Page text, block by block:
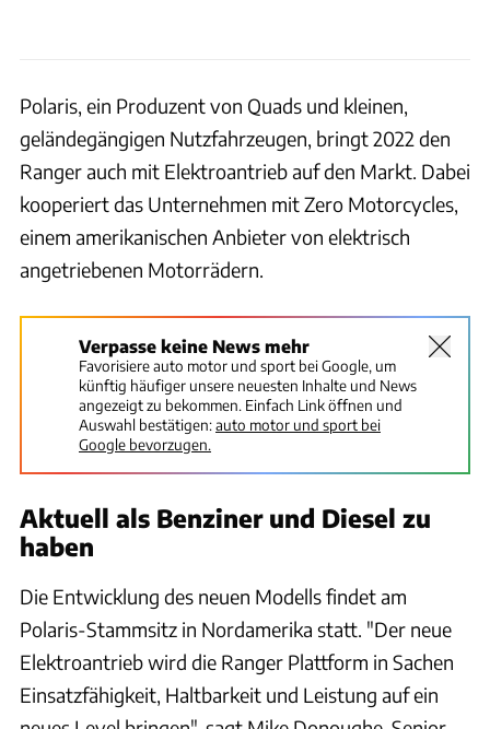
Polaris, ein Produzent von Quads und kleinen,
geländegängigen Nutzfahrzeugen, bringt 2022 den
Ranger auch mit Elektroantrieb auf den Markt. Dabei
kooperiert das Unternehmen mit Zero Motorcycles,
einem amerikanischen Anbieter von elektrisch
angetriebenen Motorrädern.
Verpasse keine News mehr
Favorisiere auto motor und sport bei Google, um
künftig häufiger unsere neuesten Inhalte und News
angezeigt zu bekommen. Einfach Link öffnen und
Auswahl bestätigen:auto motor und sport bei
Google bevorzugen.
Aktuell als Benziner und Diesel zu
haben
Die Entwicklung des neuen Modells findet am
Polaris-Stammsitz in Nordamerika statt. "Der neue
Elektroantrieb wird die Ranger Plattform in Sachen
Einsatzfähigkeit, Haltbarkeit und Leistung auf ein